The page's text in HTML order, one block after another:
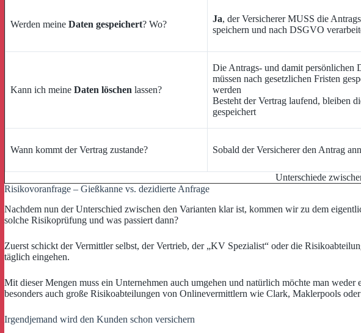
Werden meine Daten gespeichert? Wo?
Ja, der Versicherer MUSS die
speichern und nach DSGVO
Kann ich meine Daten löschen lassen?
Die Antrags- und damit persönlichen
müssen nach gesetzlichen Fristen
werden
Besteht der Vertrag laufend, bleiben
gespeichert
Wann kommt der Vertrag zustande? Sobald der Versicherer den Antrag
Unterschiede
Risikovoranfrage – Gießkanne vs. dezidierte Anfrage
Nachdem nun der Unterschied zwischen den Varianten klar ist, kommen wir zu dem
solche Risikoprüfung und was passiert dann?
Zuerst schickt der Vermittler selbst, der Vertrieb, der „KV Spezialist“ oder die
täglich eingehen.
Mit dieser Mengen muss ein Unternehmen auch umgehen und natürlich möchte man
besonders auch große Risikoabteilungen von Onlinevermittlern wie Clark, Maklerpools
Irgendjemand wird den Kunden schon versichern